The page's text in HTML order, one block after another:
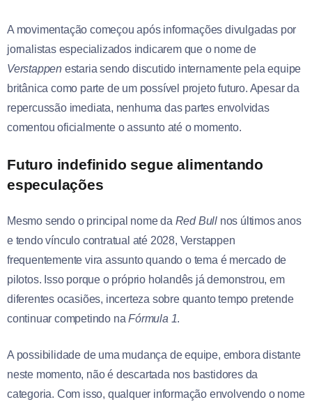
A movimentação começou após informações divulgadas por
jornalistas especializados indicarem que o nome de
Verstappen estaria sendo discutido internamente pela equipe
britânica como parte de um possível projeto futuro. Apesar da
repercussão imediata, nenhuma das partes envolvidas
comentou oficialmente o assunto até o momento.
Futuro indefinido segue alimentando
especulações
Mesmo sendo o principal nome da Red Bull nos últimos anos
e tendo vínculo contratual até 2028, Verstappen
frequentemente vira assunto quando o tema é mercado de
pilotos. Isso porque o próprio holandês já demonstrou, em
diferentes ocasiões, incerteza sobre quanto tempo pretende
continuar competindo naFórmula 1.
A possibilidade de uma mudança de equipe, embora distante
neste momento, não é descartada nos bastidores da
categoria. Com isso, qualquer informação envolvendo o nome